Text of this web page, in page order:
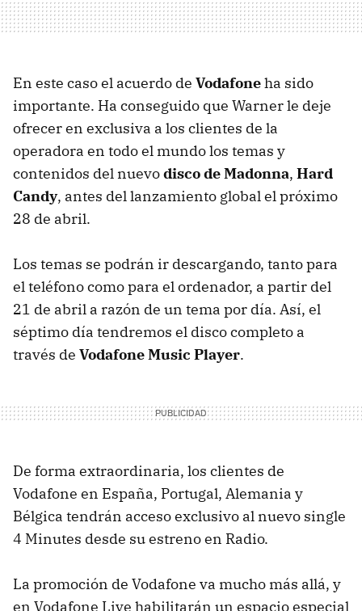
En este caso el acuerdo de Vodafoneha sido
importante. Ha conseguido que Warner le deje
ofrecer en exclusiva a los clientes de la
operadora en todo el mundo los temas y
contenidos del nuevodisco de Madonna, Hard
Candy, antes del lanzamiento global el próximo
28 de abril.
Los temas se podrán ir descargando, tanto para
el teléfono como para el ordenador, a partir del
21 de abril a razón de un tema por día. Así, el
séptimo día tendremos el disco completo a
través de Vodafone Music Player.
De forma extraordinaria, los clientes de
Vodafone en España, Portugal, Alemania y
Bélgica tendrán acceso exclusivo al nuevo single
4 Minutes desde su estreno en Radio.
La promoción de Vodafone va mucho más allá, y
en Vodafone Live habilitarán un espacio especial